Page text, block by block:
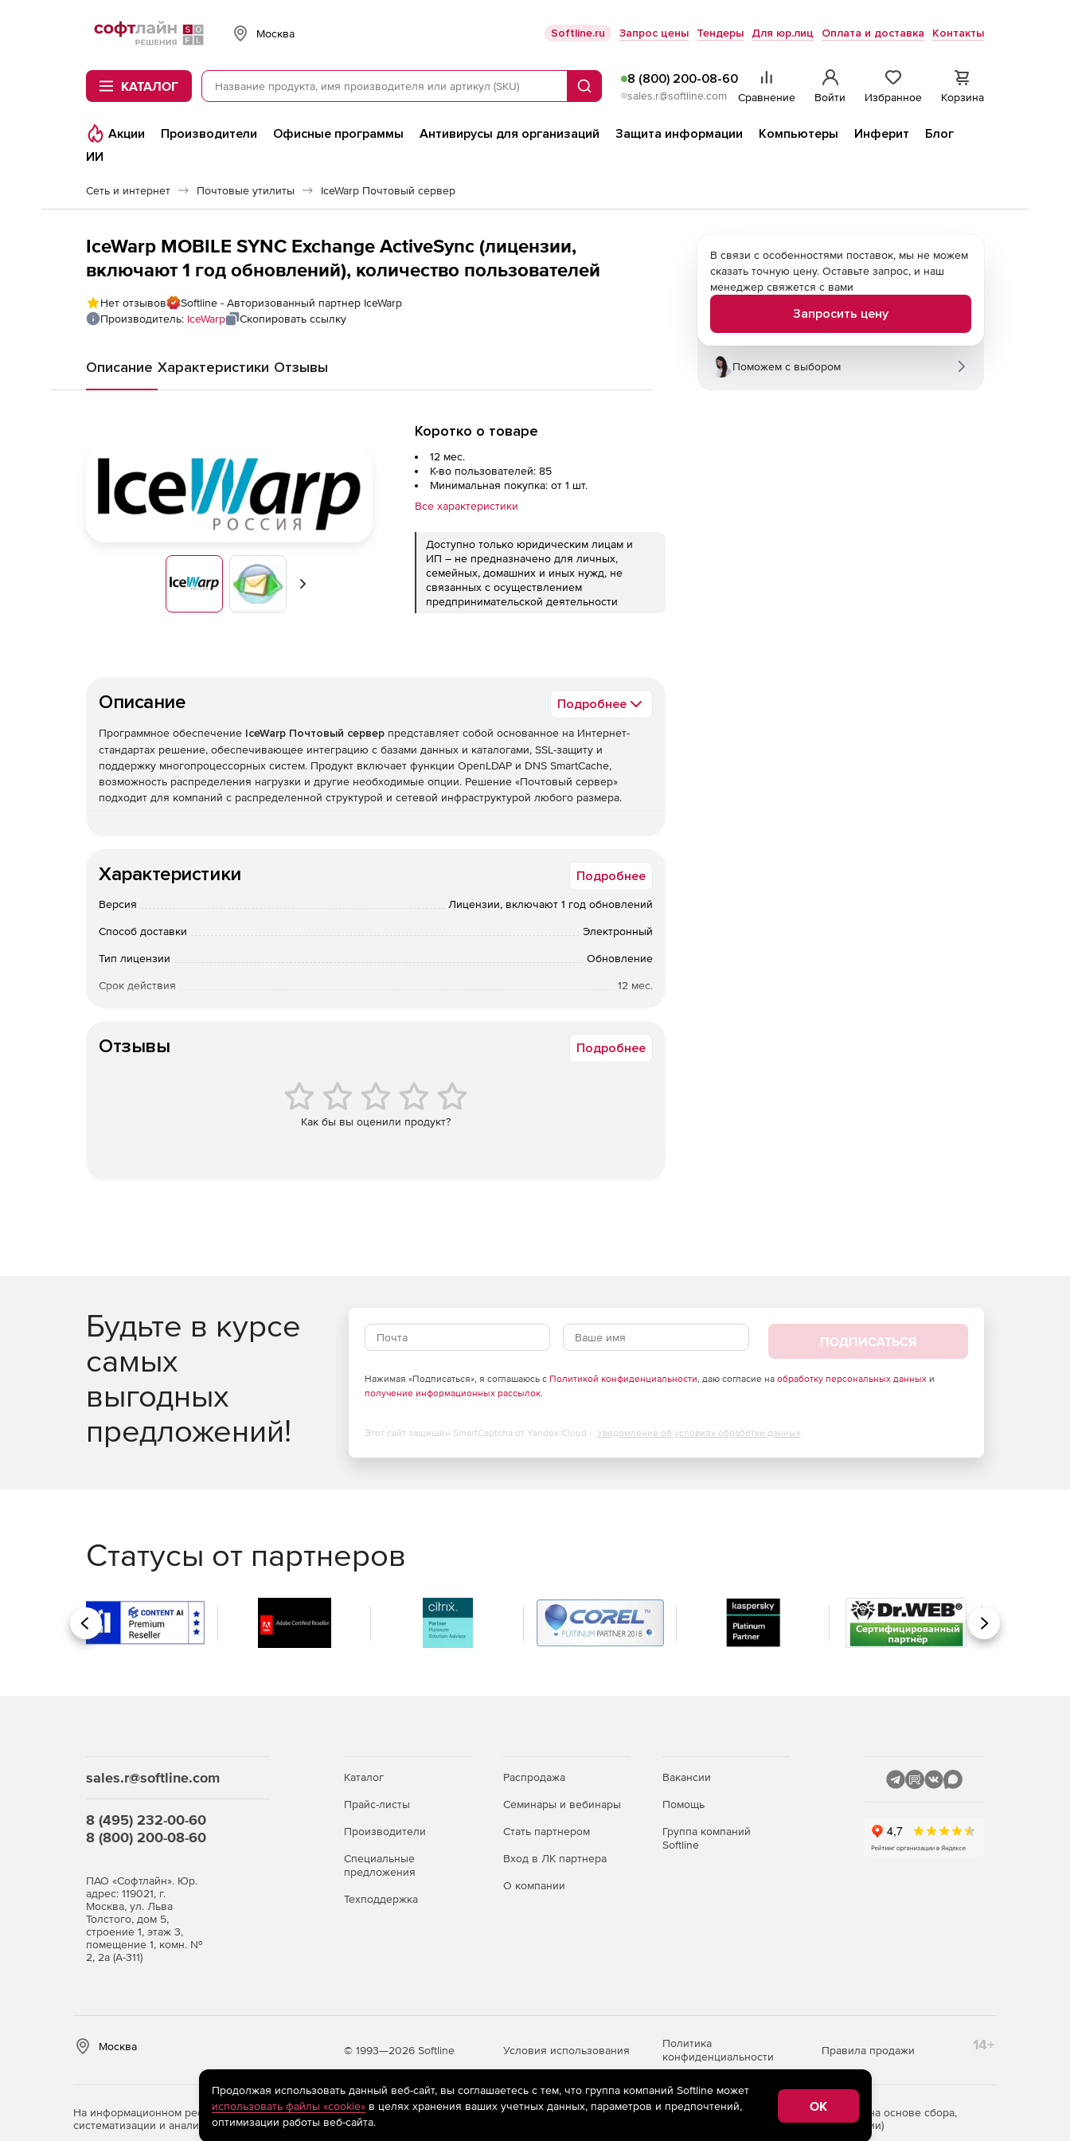
Softline
Москва Softline.ru Запрос цены Тендеры Для юр.лиц Оплата и доставка Контакты
КАТАЛОГ Поиск
8 (800) 200-08-60
sales.r@softline.com Сравнение Войти Избранное Корзина
Акции Производители Офисные программы Антивирусы для организаций Защита информации Компьютеры Инферит
Блог
ИИ
Сеть и интернет Почтовые утилиты IceWarp Почтовый сервер
IceWarp MOBILE SYNC Exchange ActiveSync (лицензии,
включают 1 год обновлений), количество пользователей
Нет отзывов
Softline - Авторизованный партнер IceWarp
Производитель: IceWarp Скопировать ссылку
Описание Характеристики Отзывы
Вперед
Коротко о товаре
12 мес.
К-во пользователей: 85
Минимальная покупка: от 1 шт.
Все характеристики
Доступно только юридическим лицам и
ИП – не предназначено для личных,
семейных, домашних и иных нужд, не
связанных с осуществлением
предпринимательской деятельности
Описание Подробнее
Программное обеспечение IceWarp Почтовый сервер представляет собой основанное на Интернет-
стандартах решение, обеспечивающее интеграцию с базами данных и каталогами, SSL-защиту и
поддержку многопроцессорных систем. Продукт включает функции OpenLDAP и DNS SmartCache,
возможность распределения нагрузки и другие необходимые опции. Решение «Почтовый сервер»
подходит для компаний с распределенной структурой и сетевой инфраструктурой любого размера.
Характеристики Подробнее
Версия Лицензии, включают 1 год обновлений
Способ доставки Электронный
Тип лицензии Обновление
Срок действия 12 мес.
Отзывы Подробнее
Как бы вы оценили продукт?
В связи с особенностями поставок, мы не можем
сказать точную цену. Оставьте запрос, и наш
менеджер свяжется с вами
Запросить цену
Поможем с выбором
Будьте в курсе
самых
выгодных
предложений!
ПОДПИСАТЬСЯ
Нажимая «Подписаться», я соглашаюсь с Политикой конфиденциальности, даю согласие на обработку персональных данныхи
получение информационных рассылок.
Этот сайт защищен SmartCaptcha от Yandex Cloud - Уведомление об условиях обработки данных
Статусы от партнеров
Назад Вперед
sales.r@softline.com
8 (495) 232-00-60
8 (800) 200-08-60
ПАО «Софтлайн». Юр.
адрес: 119021, г.
Москва, ул. Льва
Толстого, дом 5,
строение 1, этаж 3,
помещение 1, комн. №
2, 2а (А-311)
Каталог
Прайс-листы
Производители
Специальные
предложения
Техподдержка
Распродажа
Семинары и вебинары
Стать партнером
Вход в ЛК партнера
О компании
Вакансии
Помощь
Группа компаний
Softline
Москва © 1993—2026 Softline Условия использования
Политика
конфиденциальности
Правила продажи 14+
На информационном ресурсе store.softline.ru применяютсярекомендательные технологии (информационные технологии предоставления информации на основе сбора,
систематизации и анализа сведений, относящихся к предпочтениям пользователей сети «Интернет», находящихся на территории Российской Федерации)
Продолжая использовать данный веб-сайт, вы соглашаетесь с тем, что группа компаний Softline может
использовать файлы «cookie»в целях хранения ваших учетных данных, параметров и предпочтений,
оптимизации работы веб-сайта.
OK